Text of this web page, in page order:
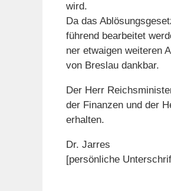
wird.
Da das
führend bearbeitet
ner etwaigen weiteren
von Breslau dankbar.
Der Herr
der Finanzen und der
erhalten.
Dr. Jarres
[persönliche